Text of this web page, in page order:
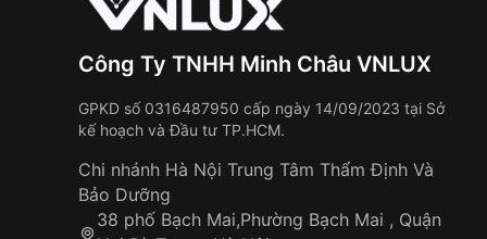
Độ chống nước:5 ATM (chịu được rửa tay,
Phong cách và hoàn cảnh sử dụng:
SRWATCH 42mm Nam SG19193.4602 là một
và lịch lãm, phù hợp với những dịp đặc biệt
trọng hay những buổi gặp mặt đối tác. Chiếc
nhấn hoàn hảo, giúp bạn thể hiện phong cách
Công Ty TNHH Minh Châu VNLUX
GPKD số 0316487950 cấp ngày 14/09/2023 tại Sở
kế hoạch và Đầu tư TP.HCM.
Chi nhánh Hà Nội Trung Tâm Thẩm Định Và
Bảo Dưỡng
38 phố Bạch Mai,Phường Bạch Mai , Quận